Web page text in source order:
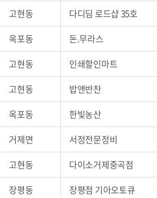
고현동 다디딤 로드샵 35호
옥포동 돈.무라스
고현동 인쇄할인마트
고현동 밥앤반찬
옥포동 한빛농산
거제면 서정전문정비
고현동 다이소거제중곡점
장평동 장평점 기아오토큐